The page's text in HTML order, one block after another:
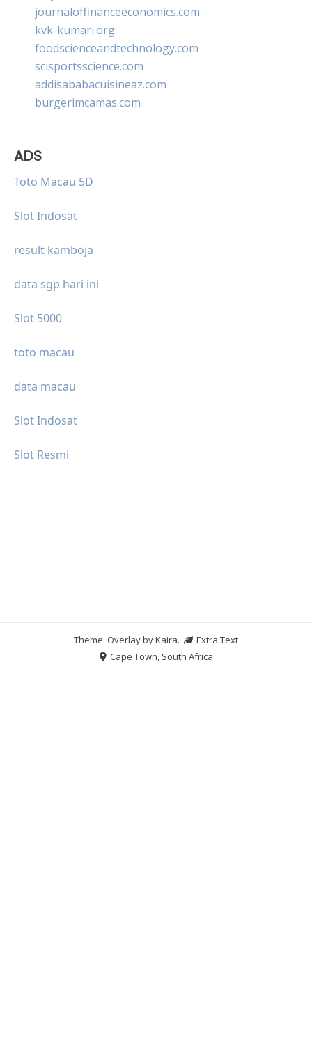
journaloffinanceeconomics.com
kvk-kumari.org
foodscienceandtechnology.com
scisportsscience.com
addisababacuisineaz.com
burgerimcamas.com
ADS
Toto Macau 5D
Slot Indosat
result kamboja
data sgp hari ini
Slot 5000
toto macau
data macau
Slot Indosat
Slot Resmi
Theme: Overlay byKaira.
Extra Text
Cape Town, South Africa